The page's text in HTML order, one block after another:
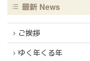
最新 News
ご挨拶
ゆく年くる年